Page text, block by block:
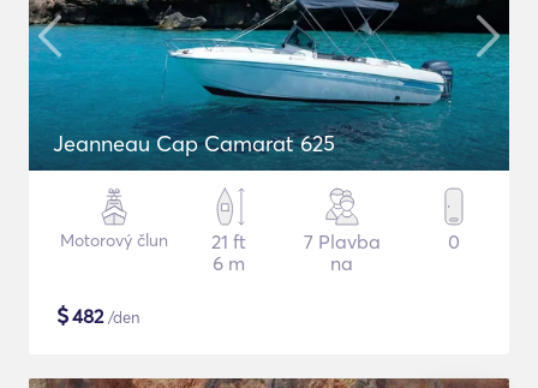
Jeanneau Cap Camarat 625
Motorový člun
21 ft
6 m
7 Plavba
na
0
$482/den